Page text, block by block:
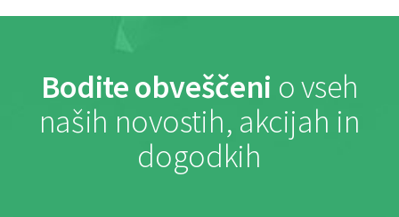
Bodite obveščeni o vseh
naših novostih, akcijah in
dogodkih